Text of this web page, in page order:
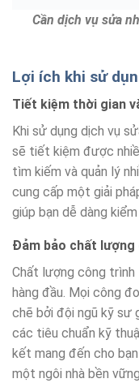
Cần dịch vụ sửa
Lợi ích khi sử
Tiết kiệm thời gian
Khi sử dụng dịch vụ
sẽ tiết kiệm được
tìm kiếm và quản lý
cung cấp một giải
giúp bạn dễ dàng
Đảm bảo chất
Chất lượng công
hàng đầu. Mọi công
chẽ bởi đội ngũ kỹ sư
các tiêu chuẩn kỹ
kết mang đến cho
một ngôi nhà bền